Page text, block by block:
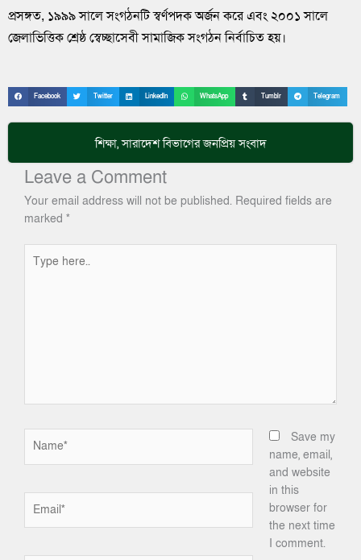
প্রসঙ্গত, ১৯৯৯ সালে সংগঠনটি স্বর্ণপদক অর্জন করে এবং ২০০১ সালে
জেলাভিত্তিক শ্রেষ্ঠ স্বেচ্ছাসেবী সামাজিক সংগঠন নির্বাচিত হয়।
Facebook Twitter LinkedIn WhatsApp Tumblr Telegram
শিক্ষা,সারাদেশবিভাগের জনপ্রিয় সংবাদ
Leave a Comment
Your email address will not be published. Required fields are
marked *
here..
Save my
name, email,
and website
in this
browser for
the next time
I comment.